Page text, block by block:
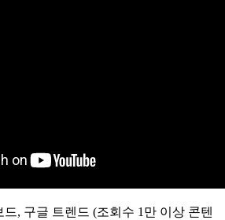
, 구글 트렌드 (조회수 1만 이상 콘텐